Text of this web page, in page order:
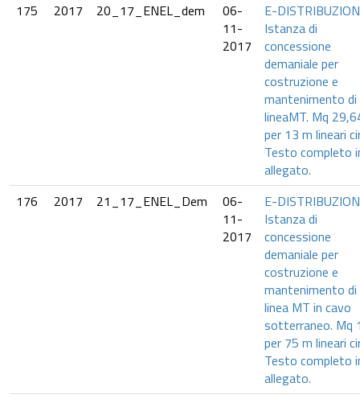
175
2017 20_17_ENEL_dem
06-
11-
2017
E-
Istanza di
concessione
demaniale per
costruzione e
mantenimento di
lineaMT. Mq
per 13 m lineari
Testo completo
allegato.
176
2017 21_17_ENEL_Dem
06-
11-
2017
E-
Istanza di
concessione
demaniale per
costruzione e
mantenimento di
linea MT in cavo
sotterraneo. Mq
per 75 m lineari
Testo completo
allegato.